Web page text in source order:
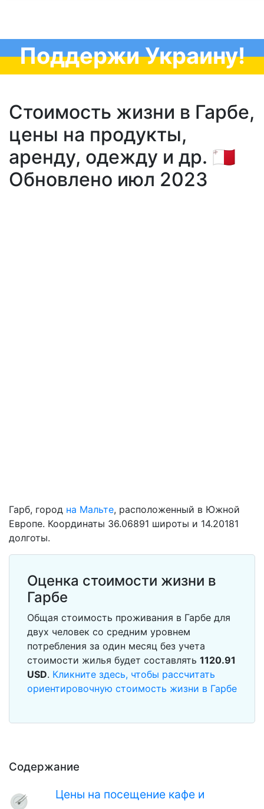
Поддержи Украину!
Стоимость жизни в Гарбе,
цены на продукты,
аренду, одежду и др. 🇲🇹
Обновлено июл 2023
Содержание
Цены на посещение кафе и
Гарб, город на Мальте, расположенный в Южной
Европе. Координаты 36.06891 широты и 14.20181
долготы.
Оценка стоимости жизни в
Гарбе
Общая стоимость проживания в Гарбе для
двух человек со средним уровнем
потребления за один месяц без учета
стоимости жилья будет составлять 1120.91
USD. Кликните здесь, чтобы рассчитать
ориентировочную стоимость жизни в Гарбе